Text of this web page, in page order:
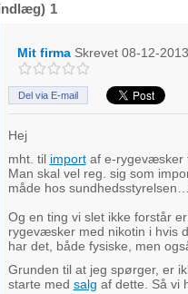
1
Mit firma Skrevet 08-12-2013
Del via E-mail
Hej
mht. til importaf e-rygevæsker
Man skal vel reg. sig som
måde hos
Og en ting vi slet ikke forstår
rygevæsker med nikotin i hvis
har det, både fysiske, men
Grunden til at jeg spørger, er
starte med salg af dette. Så vi